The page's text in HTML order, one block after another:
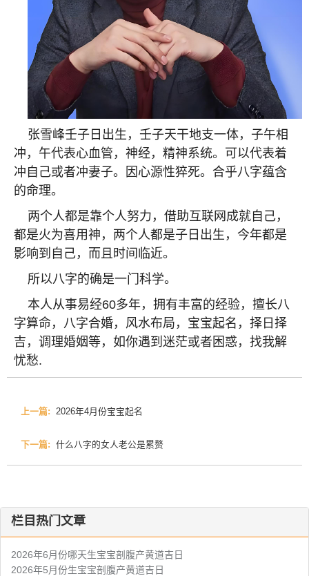
张雪峰壬子日出生，壬子天干地支一体，子午相
冲，午代表心血管，神经，精神系统。可以代表着
冲自己或者冲妻子。因心源性猝死。合乎八字蕴含
的命理。
两个人都是靠个人努力，借助互联网成就自己，
都是火为喜用神，两个人都是子日出生，今年都是
影响到自己，而且时间临近。
所以八字的确是一门科学。
本人从事易经60多年，拥有丰富的经验，擅长八
字算命，八字合婚，风水布局，宝宝起名，择日择
吉，调理婚姻等，如你遇到迷茫或者困惑，找我解
忧愁.
上一篇: 2026年4月份宝宝起名
下一篇: 什么八字的女人老公是累赘
栏目热门文章
2026年6月份哪天生宝宝剖腹产黄道吉日
2026年5月份生宝宝剖腹产黄道吉日